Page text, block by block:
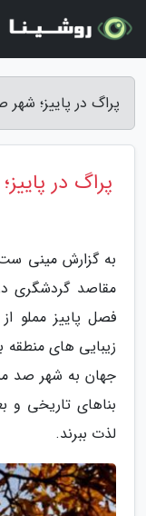
پراگ در پاییز؛
پراگ در
به گزارش مینی
مقاصد گردشگری
فصل پاییز مملو
زیبایی های منطقه
جهان به شهر صد
بناهای تاریخی و
لذت ببرند.